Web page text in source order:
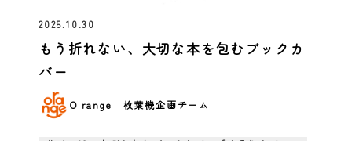
2025.10.30
もう折れない、大切な本を包むブックカ
バー
O range 枚葉機企画チーム